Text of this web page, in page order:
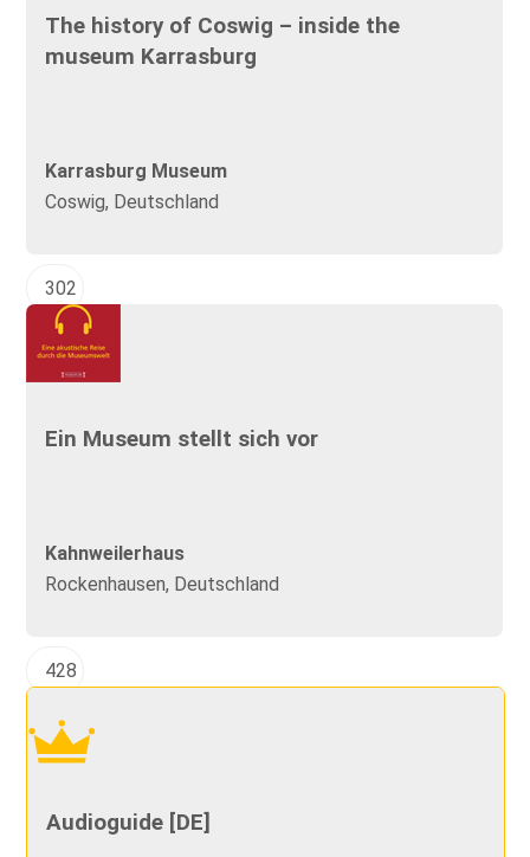
The history of Coswig – inside the
museum Karrasburg
Karrasburg Museum
Coswig, Deutschland
302
Ein Museum stellt sich vor
Kahnweilerhaus
Rockenhausen, Deutschland
428
Audioguide [DE]